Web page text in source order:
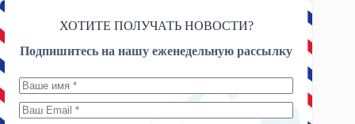
ХОТИТЕ ПОЛУЧАТЬ НОВОСТИ?
Подпишитесь на нашу еженедельную рассылку